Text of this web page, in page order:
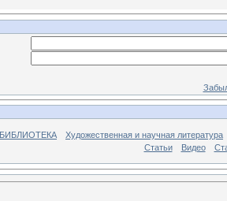
БИБЛИОТЕКА
Художественная и научная литература
Статьи
Видео